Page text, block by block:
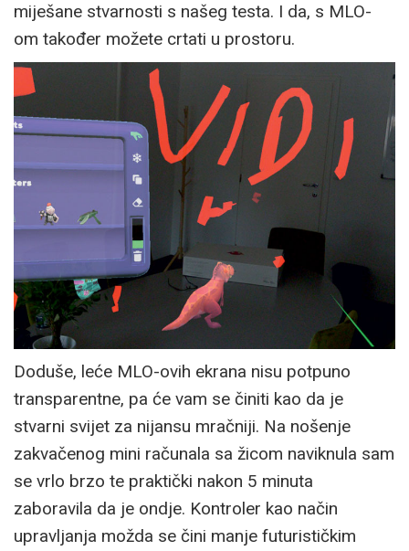
miješane stvarnosti s našeg testa. I da, s MLO-
om također možete crtati u prostoru.
Doduše, leće MLO-ovih ekrana nisu potpuno
transparentne, pa će vam se činiti kao da je
stvarni svijet za nijansu mračniji. Na nošenje
zakvačenog mini računala sa žicom naviknula sam
se vrlo brzo te praktički nakon 5 minuta
zaboravila da je ondje. Kontroler kao način
upravljanja možda se čini manje futurističkim